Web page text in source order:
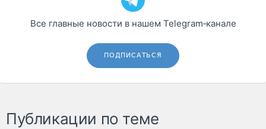
Все главные новости в нашем Telegram‑канале
ПОДПИСАТЬСЯ
Публикации по теме